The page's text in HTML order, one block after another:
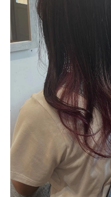
デザインカラー
美容室が提案す
選び
トレンドを押さ
ー活用法
美容室で体験
ーの魅力
トレンドのインナー
美容室で流行の
る方法